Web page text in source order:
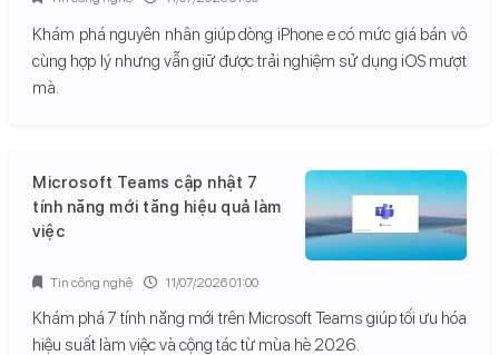
Khám phá nguyên nhân giúp dòng iPhone e có mức giá bán vô
cùng hợp lý nhưng vẫn giữ được trải nghiệm sử dụng iOS mượt
mà.
Microsoft Teams cập nhật 7
tính năng mới tăng hiệu quả làm
việc
Khám phá 7 tính năng mới trên Microsoft Teams giúp tối ưu hóa
hiệu suất làm việc và cộng tác từ mùa hè 2026.
Tin công nghệ 11/07/2026 01:00